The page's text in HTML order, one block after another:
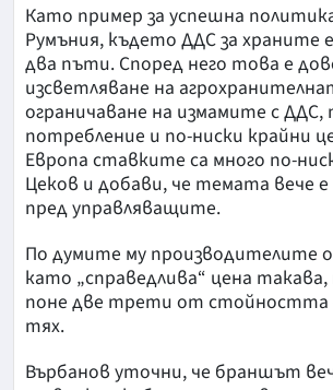
БТА
Като пример за успешна
Румъния, където ДДС за храните
два пъти. Според него това е
изсветляване на
ограничаване на измамите с ДДС,
потребление и по-ниски крайни
Европа ставките са много по-
Цеков и добави, че темата вече
пред управляващите.
По думите му производителите
като „справедлива“ цена
поне две трети от стойността
тях.
Върбанов уточни, че браншът